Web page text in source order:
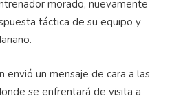
morado, nuevamente
táctica de su equipo y
envió un mensaje de cara a las
se enfrentará de visita a